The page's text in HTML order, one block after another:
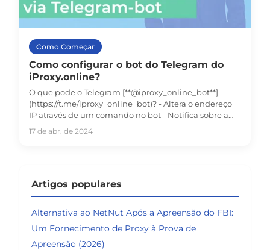
Artigos populares
Alternativa ao NetNut Após a Apreensão do FBI:
Um Fornecimento de Proxy à Prova de
Apreensão (2026)
Como Começar
Como configurar o bot do Telegram do
iProxy.online?
O que pode o Telegram [**@iproxy_online_bot**]
(https://t.me/iproxy_online_bot)? - Altera o endereço
IP através de um comando no bot - Notifica sobre a
mudança do endereço IP
17 de abr. de 2024